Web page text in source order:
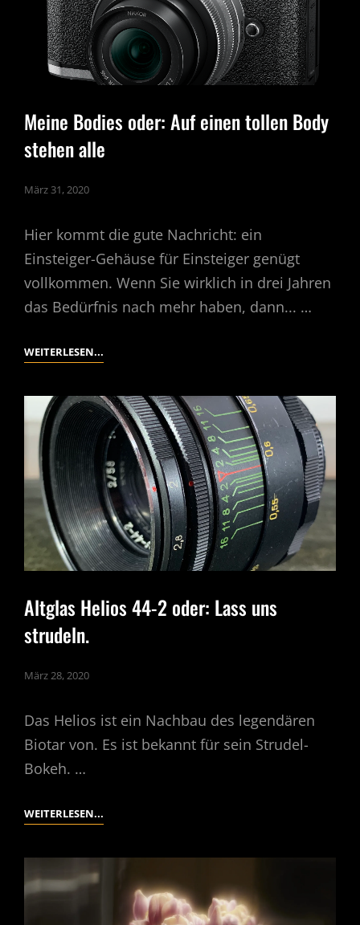
Meine Bodies oder: Auf einen tollen Body
stehen alle
März 31, 2020
Hier kommt die gute Nachricht: ein
Einsteiger-Gehäuse für Einsteiger genügt
vollkommen. Wenn Sie wirklich in drei Jahren
das Bedürfnis nach mehr haben, dann... …
WEITERLESEN...
ODER:
AUF
EINEN
TOLLEN
BODY
STEHEN
ALLE
Altglas Helios 44-2 oder: Lass uns
strudeln.
März 28, 2020
Das Helios ist ein Nachbau des legendären
Biotar von. Es ist bekannt für sein Strudel-
Bokeh. …
WEITERLESEN...
44-
ODER: